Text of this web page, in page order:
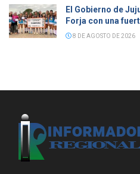
El Gobierno de
Forja con una
8 DE AGOSTO DE 2026